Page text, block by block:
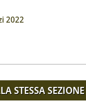
2022
STESSA SEZIONE